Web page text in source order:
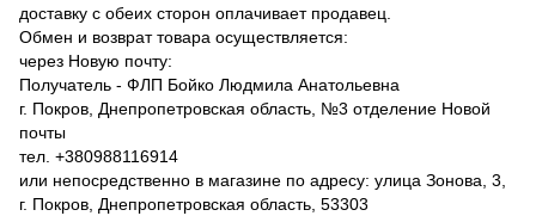
доставку с обеих сторон оплачивает продавец.
Обмен и возврат товара осуществляется:
через Новую почту:
Получатель - ФЛП Бойко Людмила Анатольевна
г. Покров, Днепропетровская область, №3 отделение Новой
почты
тел. +380988116914
или непосредственно в магазине по адресу: улица Зонова, 3,
г. Покров, Днепропетровская область, 53303